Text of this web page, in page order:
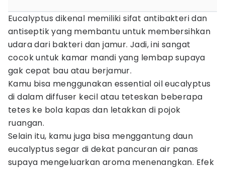
Eucalyptus dikenal memiliki sifat antibakteri dan
antiseptik yang membantu untuk membersihkan
udara dari bakteri dan jamur. Jadi, ini sangat
cocok untuk kamar mandi yang lembap supaya
gak cepat bau atau berjamur.
Kamu bisa menggunakan essential oil eucalyptus
di dalam diffuser kecil atau teteskan beberapa
tetes ke bola kapas dan letakkan di pojok
ruangan.
Selain itu, kamu juga bisa menggantung daun
eucalyptus segar di dekat pancuran air panas
supaya mengeluarkan aroma menenangkan. Efek